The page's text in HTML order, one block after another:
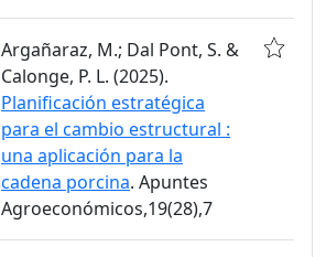
Argañaraz, M.; Dal Pont, S. &
Calonge, P. L. (2025).
Planificación estratégica
para el cambio estructural :
una aplicación para la
cadena porcina. Apuntes
Agroeconómicos,19(28),7